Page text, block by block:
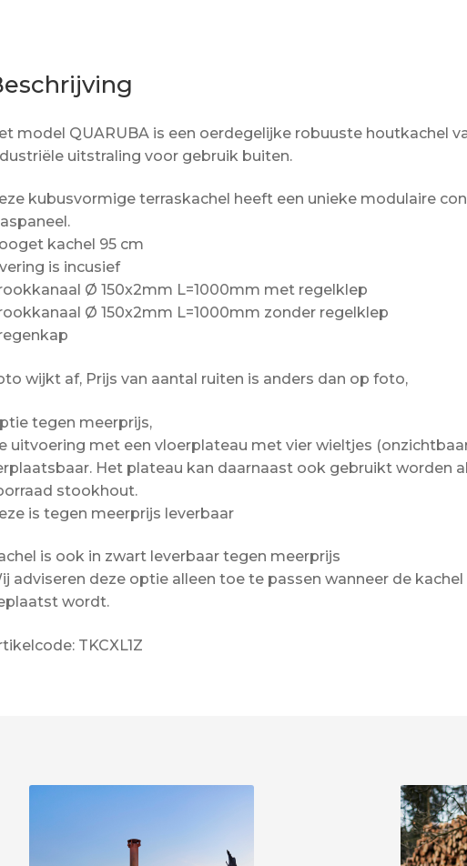
model QUARUBA is een oerdegelijke robuuste houtkachel
uitstraling voor gebruik buiten.
kubusvormige terraskachel heeft een unieke modulaire
kachel 95 cm
is incusief
Ø 150x2mm L=1000mm met regelklep
Ø 150x2mm L=1000mm zonder regelklep
wijkt af, Prijs van aantal ruiten is anders dan op foto,
tegen meerprijs,
uitvoering met een vloerplateau met vier wieltjes
Het plateau kan daarnaast ook gebruikt worden
stookhout.
is tegen meerprijs leverbaar
is ook in zwart leverbaar tegen meerprijs
adviseren deze optie alleen toe te passen wanneer de
wordt.
TKCXL1Z